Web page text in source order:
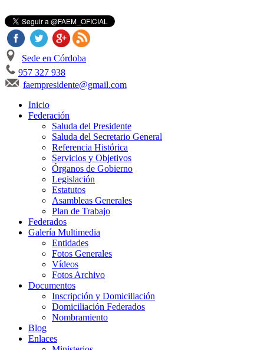
Sede en Córdoba
957 327 938
faempresidente@gmail.com
Inicio
Federación
Saluda del Presidente
Saluda del Secretario General
Referencia Histórica
Servicios y Objetivos
Órganos de Gobierno
Legislación
Estatutos
Asambleas Generales
Plan de Trabajo
Federados
Galería Multimedia
Entidades
Fotos Generales
Vídeos
Fotos Archivo
Documentos
Inscripción y Domiciliación
Domiciliación Federados
Nombramiento
Blog
Enlaces